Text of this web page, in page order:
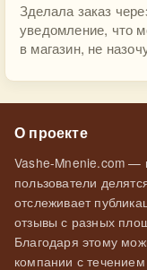
Зделала заказ
уведомление, что
в магазин, не
О проекте
Vashe-Mnenie.com —
пользователи
отслеживает
отзывы с разных
Благодаря этому
компании с